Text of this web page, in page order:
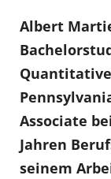
Albert
Associate
Jahren
seinem